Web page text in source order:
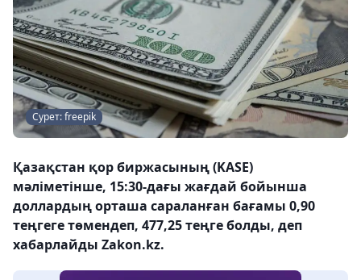
Сурет: freepik
Қазақстан қор биржасының (KASE)
мәліметінше, 15:30-дағы жағдай бойынша
доллардың орташа сараланған бағамы 0,90
теңгеге төмендеп, 477,25 теңге болды, деп
хабарлайды Zakon.kz.